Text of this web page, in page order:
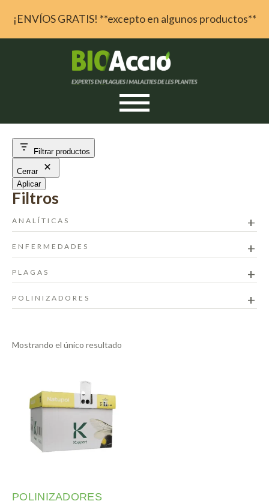
¡ENVÍOS GRATIS! **excepto en algunos productos**
Mostrando el único resultado
POLINIZADORES
Filtrar productos
Cerrar
Aplicar
ANALÍTICAS
ENFERMEDADES
PLAGAS
POLINIZADORES